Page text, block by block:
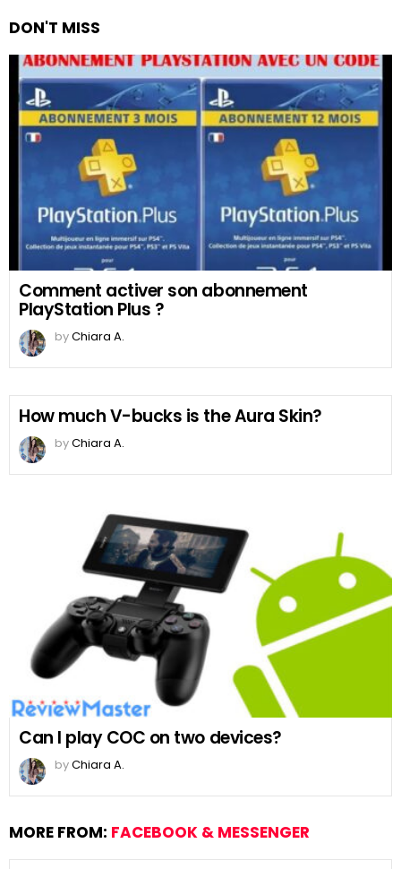
DON'T MISS
Comment activer son abonnement
PlayStation Plus ?
byChiara A.
How much V-bucks is the Aura Skin?
byChiara A.
Can I play COC on two devices?
byChiara A.
MORE FROM: FACEBOOK & MESSENGER